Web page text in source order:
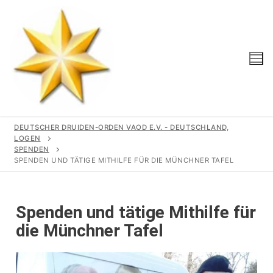
Gemeinschaft
Geschichte
Logen
Wir Unterstützen
DEUTSCHER DRUIDEN-ORDEN VAOD E.V. - DEUTSCHLAND,
LOGEN
SPENDEN
SPENDEN UND TÄTIGE MITHILFE FÜR DIE MÜNCHNER TAFEL
Spenden und tätige Mithilfe für
die Münchner Tafel